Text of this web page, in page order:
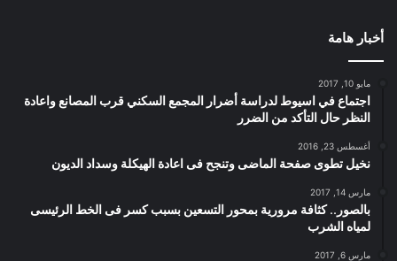
أخبار هامة
مايو 10, 2017
اجتماع في اسيوط لدراسة أضرار المجمع السكني قرب المصانع واعادة
النظر حال التأكد من الضرر
أغسطس 23, 2016
نخيل تطوى صفحة الماضى وتنجح فى اعادة الهيكلة وسداد الديون
مارس 14, 2017
بالصور.. كثافة مرورية بمحور التسعين بسبب كسر فى الخط الرئيسى
لمياه الشرب
مارس 6, 2017